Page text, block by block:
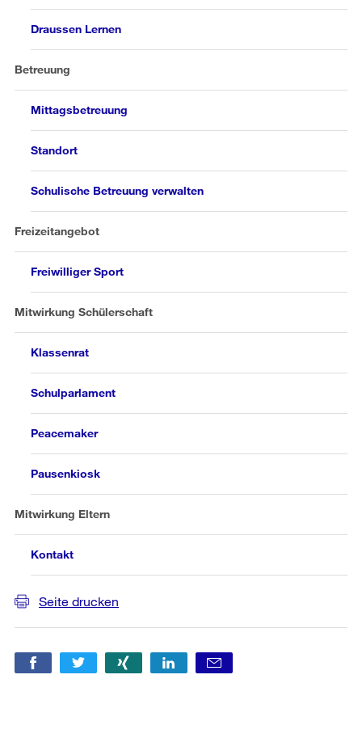
Draussen Lernen
Betreuung
Mittagsbetreuung
Standort
Schulische Betreuung verwalten
Freizeitangebot
Freiwilliger Sport
Mitwirkung Schülerschaft
Klassenrat
Schulparlament
Peacemaker
Pausenkiosk
Mitwirkung Eltern
Kontakt
Seite drucken